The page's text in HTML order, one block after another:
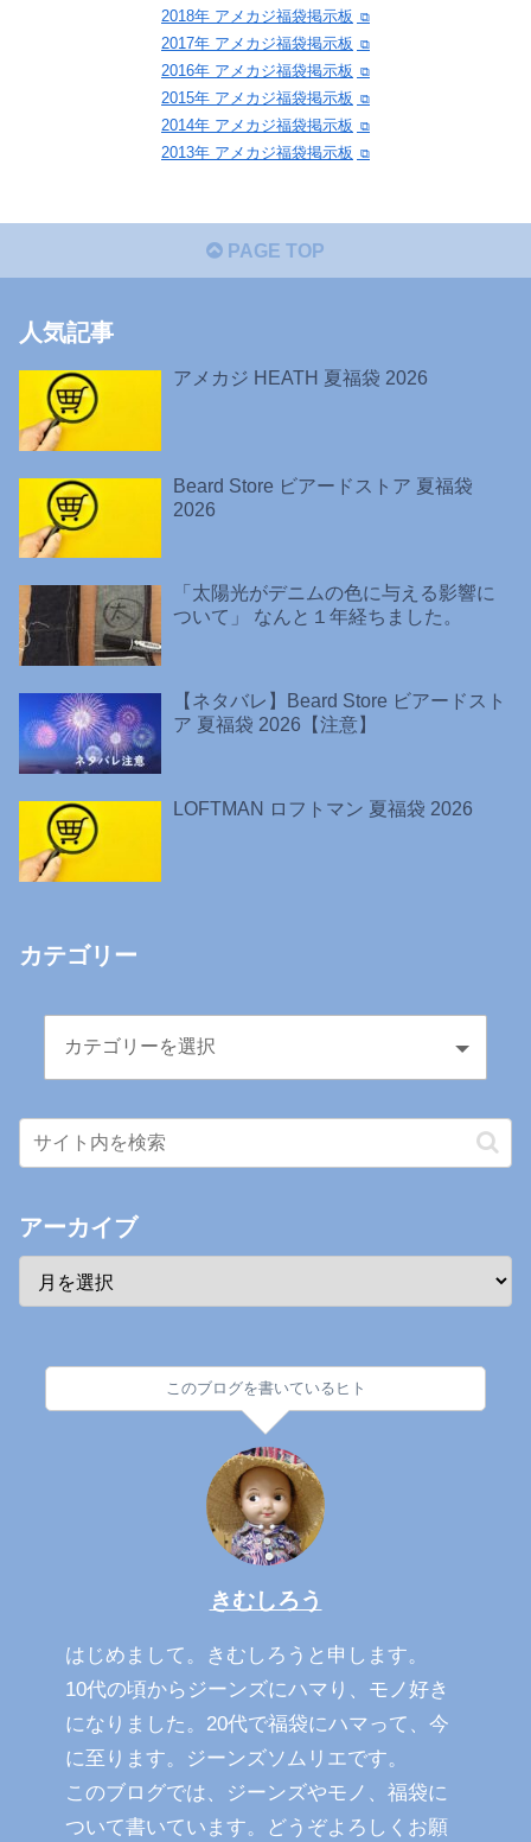
2018年 アメカジ福袋掲示板
2017年 アメカジ福袋掲示板
2016年 アメカジ福袋掲示板
2015年 アメカジ福袋掲示板
2014年 アメカジ福袋掲示板
2013年 アメカジ福袋掲示板
PAGE TOP
人気記事
アメカジ HEATH 夏福袋 2026
Beard Store ビアードストア 夏福袋
2026
「太陽光がデニムの色に与える影響に
ついて」 なんと１年経ちました。
【ネタバレ】Beard Store ビアードスト
ア 夏福袋 2026【注意】
LOFTMAN ロフトマン 夏福袋 2026
カテゴリー
アーカイブ
このブログを書いているヒト
きむしろう
はじめまして。きむしろうと申します。
10代の頃からジーンズにハマり、モノ好き
になりました。20代で福袋にハマって、今
に至ります。ジーンズソムリエです。
このブログでは、ジーンズやモノ、福袋に
ついて書いています。どうぞよろしくお願